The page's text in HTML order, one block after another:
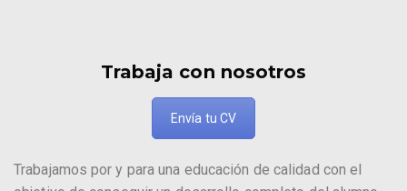
Trabaja con nosotros
Envía tu CV
Trabajamos por y para una educación de calidad con el